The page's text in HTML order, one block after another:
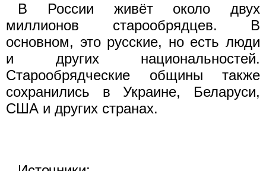
В России живёт около двух
миллионов старообрядцев. В
основном, это русские, но есть люди
и других национальностей.
Старообрядческие общины также
сохранились в Украине, Беларуси,
США и других странах.